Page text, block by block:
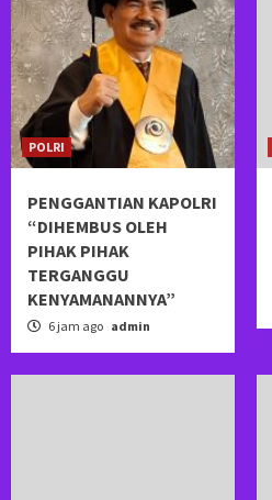
POLRI
PENGGANTIAN KAPOLRI
“DIHEMBUS OLEH
PIHAK PIHAK
TERGANGGU
KENYAMANANNYA”
6 jam ago admin